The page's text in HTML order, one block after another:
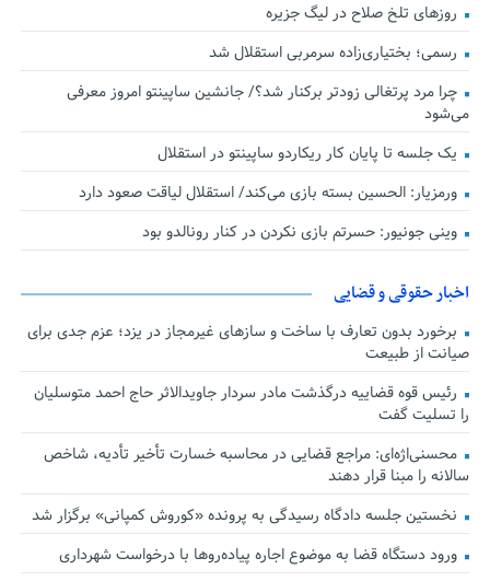
روزهای تلخ صلاح در لیگ جزیره
رسمی؛ بختیاری‌زاده سرمربی استقلال شد
چرا مرد پرتغالی زودتر برکنار شد؟/ جانشین ساپینتو امروز معرفی
می‌شود
یک جلسه تا پایان کار ریکاردو ساپینتو در استقلال
ورمزیار: الحسین بسته بازی می‌کند/ استقلال لیاقت صعود دارد
وینی جونیور: حسرتم بازی نکردن در کنار رونالدو بود
اخبار حقوقی و قضایی
برخورد بدون تعارف با ساخت‌ و سازهای غیرمجاز در یزد؛ عزم جدی برای
صیانت از طبیعت
رئیس قوه قضاییه درگذشت مادر سردار جاویدالاثر حاج احمد متوسلیان
را تسلیت گفت
محسنی‌اژه‌ای: مراجع قضایی در محاسبه خسارت تأخیر تأدیه، شاخص
سالانه را مبنا قرار دهند
نخستین جلسه دادگاه رسیدگی به پرونده «کوروش کمپانی» برگزار شد
ورود دستگاه قضا به موضوع اجاره پیاده‌روها با درخواست شهرداری